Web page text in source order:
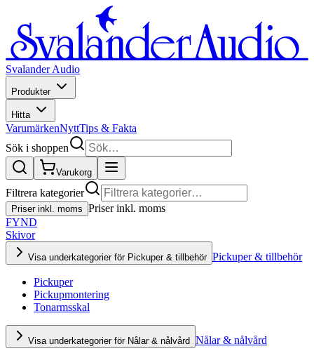
Svalander Audio
Produkter
Hitta
VarumärkenNyttTips & Fakta
Sök i shoppen
Varukorg
Filtrera kategorier
Priser inkl. moms Priser inkl. moms
FYND
Skivor
Visa underkategorier för Pickuper & tillbehör Pickuper & tillbehör
Pickuper
Pickupmontering
Tonarmsskal
Visa underkategorier för Nålar & nålvård Nålar & nålvård